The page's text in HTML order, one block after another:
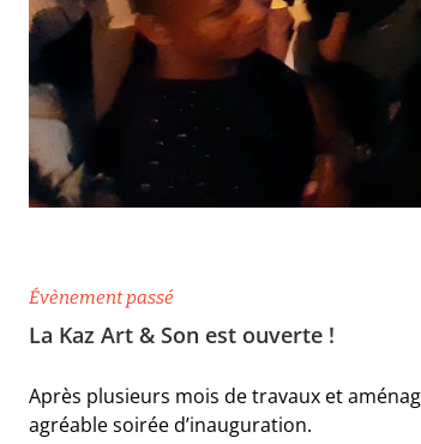
Évènement passé
La Kaz Art & Son est ouverte !
Après plusieurs mois de travaux et
agréable soirée d’inauguration.